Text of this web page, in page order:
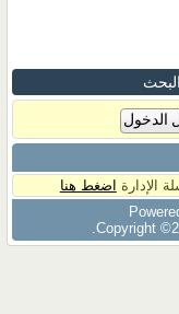
البحث
الإدارة اضغط هنا
Copyright